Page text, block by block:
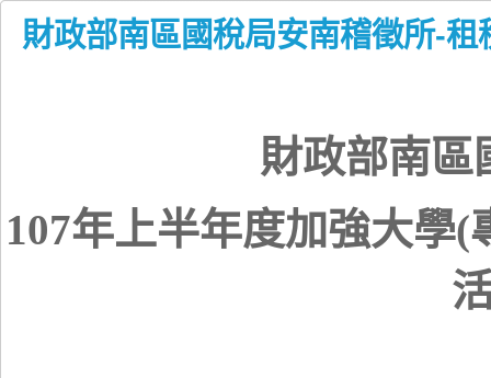
財政部南區國稅局安南稽徵所-租
財政部南區
107年上半年度加強大學